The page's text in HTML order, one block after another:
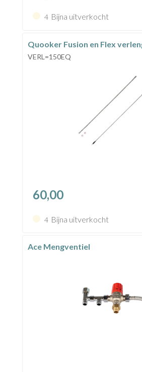
4 Bijna uitverkocht
Quooker Fusion en Flex
VERL=150EQ
60,00
4 Bijna uitverkocht
Ace Mengventiel